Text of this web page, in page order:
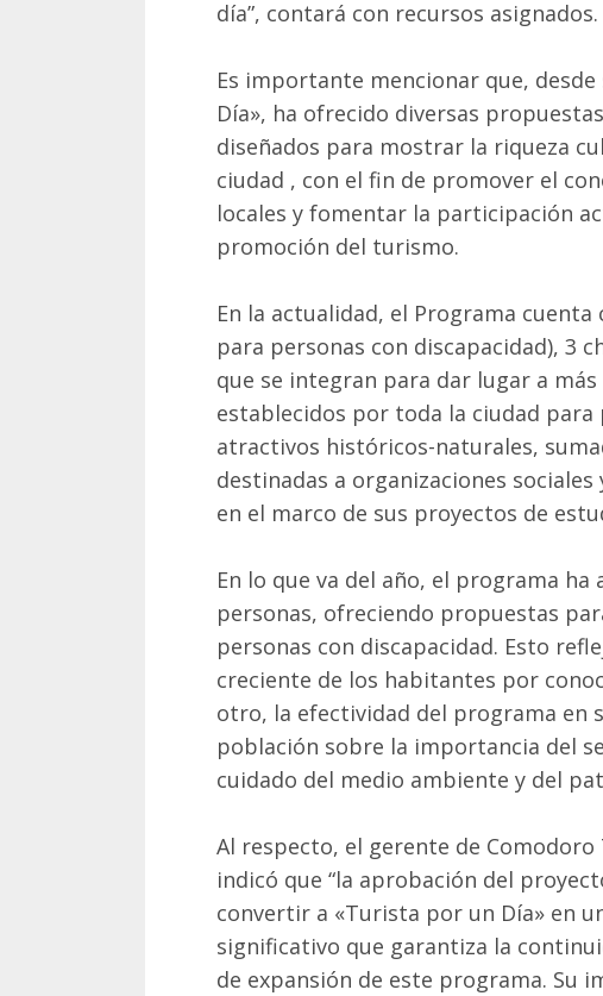
día”, contará con recursos asignados.
Es importante mencionar que,
Día», ha ofrecido diversas
diseñados para mostrar la riqueza
ciudad , con el fin de promover el
locales y fomentar la participación
promoción del turismo.
En la actualidad, el Programa
para personas con discapacidad), 3
que se integran para dar lugar a
establecidos por toda la ciudad
atractivos históricos-naturales,
destinadas a organizaciones
en el marco de sus proyectos de
En lo que va del año, el programa ha
personas, ofreciendo propuestas
personas con discapacidad. Esto
creciente de los habitantes por
otro, la efectividad del programa en
población sobre la importancia del
cuidado del medio ambiente y del
Al respecto, el gerente de
indicó que “la aprobación del
convertir a «Turista por un Día» en
significativo que garantiza la
de expansión de este programa. Su